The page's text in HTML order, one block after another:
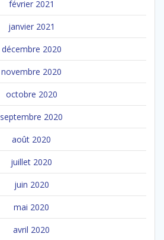
février 2021
janvier 2021
décembre 2020
novembre 2020
octobre 2020
septembre 2020
août 2020
juillet 2020
juin 2020
mai 2020
avril 2020